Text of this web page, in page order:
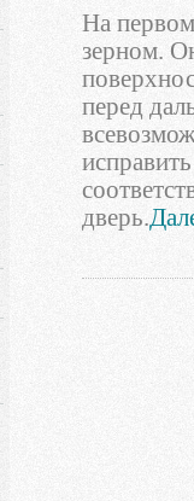
На
зерном.
перед
дверь.